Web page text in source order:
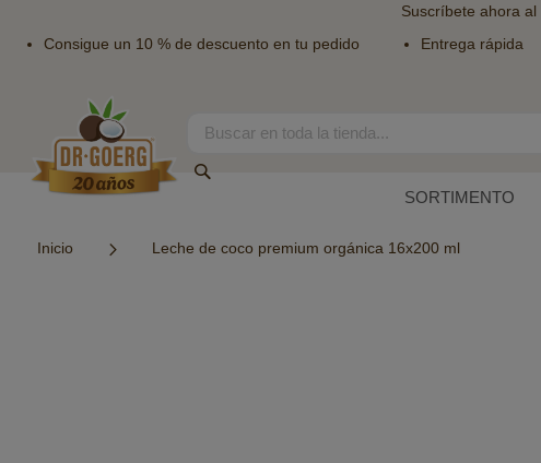
Suscríbete ahora al
Consigue un 10 % de descuento en tu pedido
Entrega rápida
contenido
Search
SORTIMENTO
Inicio Leche de coco premium orgánica 16x200 ml